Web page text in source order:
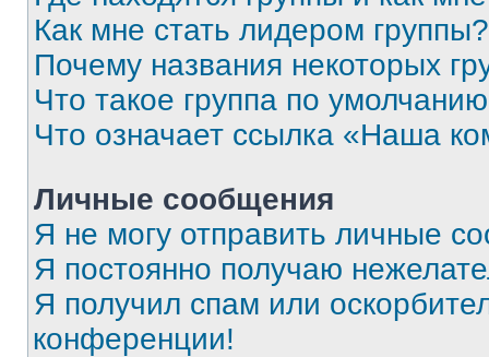
Как мне стать лидером группы?
Почему названия некоторых
Что такое группа по
Что означает ссылка «Наша
Личные сообщения
Я не могу отправить личные
Я постоянно получаю
Я получил спам или
конференции!